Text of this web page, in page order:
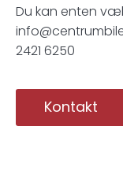
Du kan enten
2421 6250
Kontakt